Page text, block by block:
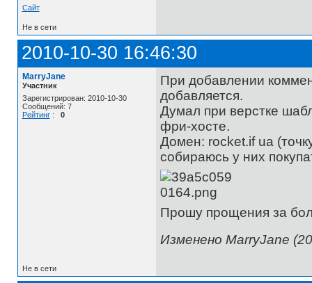
Сайт
Не в сети
2010-10-30 16:46:30
MarryJane
Участник
Зарегистрирован: 2010-10-30
Сообщений: 7
Рейтинг: 0
При добавлении
добавляется.
Думал при верстке
фри-хосте.
Домен: rocket.if ua
собираюсь у них
Прошу прощения за
Изменено MarryJane
Не в сети